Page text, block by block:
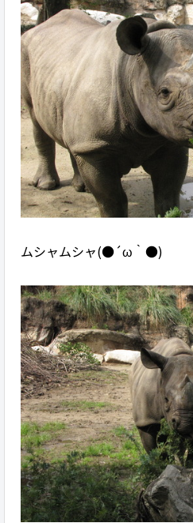
ムシャムシャ(●´ω｀●)